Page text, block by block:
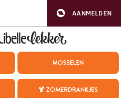
AANMELDEN
MOSSELEN
🍹 ZOMERDRANKJES